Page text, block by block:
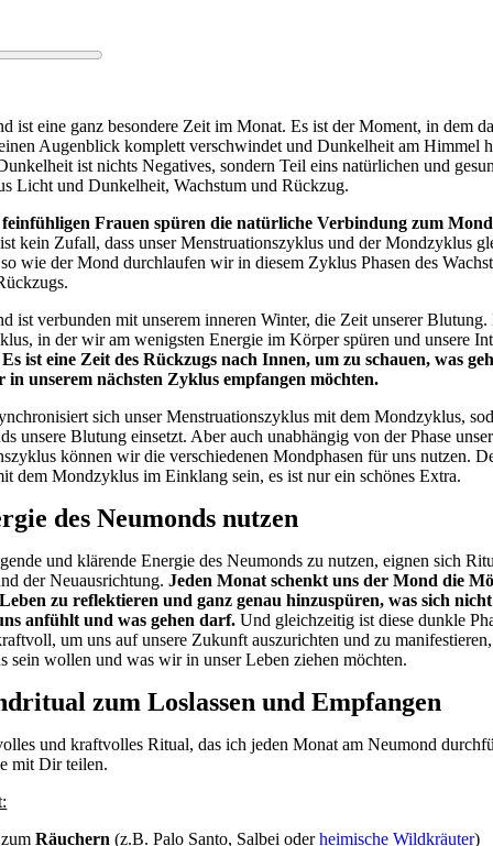
ist eine ganz besondere Zeit im Monat. Es ist der Moment, in dem
Augenblick komplett verschwindet und Dunkelheit am Himmel
ist nichts Negatives, sondern Teil eins natürlichen und
Licht und Dunkelheit, Wachstum und Rückzug.
Frauen spüren die natürliche Verbindung zum
kein Zufall, dass unser Menstruationszyklus und der Mondzyklus
wie der Mond durchlaufen wir in diesem Zyklus Phasen des
ist verbunden mit unserem inneren Winter, die Zeit unserer Blutung.
in der wir am wenigsten Energie im Körper spüren und unsere
Es ist eine Zeit des Rückzugs nach Innen, um zu schauen, was
in unserem nächsten Zyklus empfangen möchten.
sich unser Menstruationszyklus mit dem Mondzyklus,
unsere Blutung einsetzt. Aber auch unabhängig von der Phase
können wir die verschiedenen Mondphasen für uns nutzen.
dem Mondzyklus im Einklang sein, es ist nur ein schönes Extra.
des Neumonds nutzen
und klärende Energie des Neumonds zu nutzen, eignen sich
der Neuausrichtung.Jeden Monat schenkt uns der Mond die
zu reflektieren und ganz genau hinzuspüren, was sich
anfühlt und was gehen darf. Und gleichzeitig ist diese dunkle
um uns auf unsere Zukunft auszurichten und zu
sein wollen und was wir in unser Leben ziehen möchten.
zum Loslassen und Empfangen
und kraftvolles Ritual, das ich jeden Monat am Neumond
mit Dir teilen.
zumRäuchern(z.B. Palo Santo, Salbei oderheimische Wildkräuter)